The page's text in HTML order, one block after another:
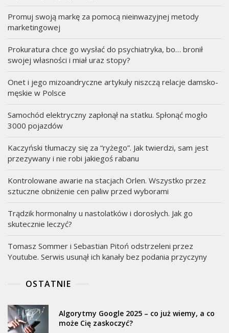
Promuj swoją markę za pomocą nieinwazyjnej metody
marketingowej
Prokuratura chce go wysłać do psychiatryka, bo… bronił
swojej własności i miał uraz stopy?
Onet i jego mizoandryczne artykuły niszczą relacje damsko-
męskie w Polsce
Samochód elektryczny zapłonął na statku. Spłonąć mogło
3000 pojazdów
Kaczyński tłumaczy się za “ryżego”. Jak twierdzi, sam jest
przezywany i nie robi jakiegoś rabanu
Kontrolowane awarie na stacjach Orlen. Wszystko przez
sztuczne obniżenie cen paliw przed wyborami
Trądzik hormonalny u nastolatków i dorosłych. Jak go
skutecznie leczyć?
Tomasz Sommer i Sebastian Pitoń odstrzeleni przez
Youtube. Serwis usunął ich kanały bez podania przyczyny
OSTATNIE
Algorytmy Google 2025 – co już wiemy, a co
może Cię zaskoczyć?